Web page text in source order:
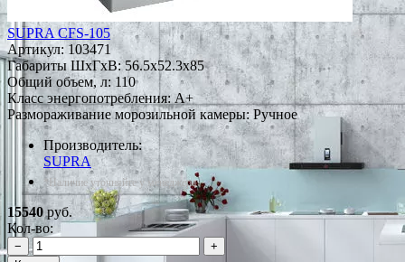
SUPRA CFS-105
Артикул: 103471
Габариты ШxГxВ: 56.5x52.3x85
Общий объем, л: 110
Класс энергопотребления: A+
Размораживание морозильной камеры: Ручное
Производитель:
SUPRA
*Наличие уточняйте у менеджера
15540руб.
Кол-во:
−
+